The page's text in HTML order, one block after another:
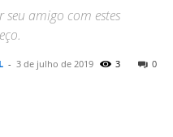
seu amigo com estes
- 3 de julho de 2019 0
3